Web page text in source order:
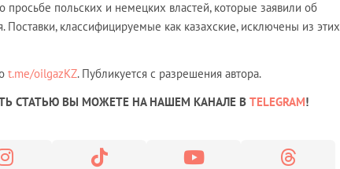
просьбе польских и немецких властей, которые заявили об
Поставки, классифицируемые как казахские, исключены из этих
t.me/oilgazKZ. Публикуется с разрешения автора.
СТАТЬЮ ВЫ МОЖЕТЕ НА НАШЕМ КАНАЛЕ В TELEGRAM!